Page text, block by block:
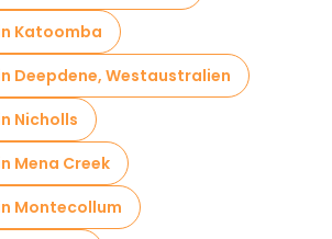
Katoomba
Deepdene, Westaustralien
Nicholls
Mena Creek
Montecollum